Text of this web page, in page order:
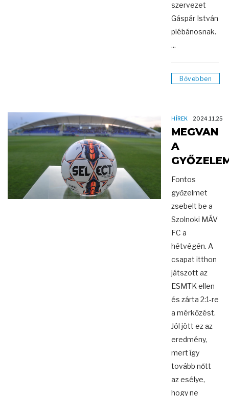
szervezet
Gáspár István
plébánosnak.
...
Bővebben
HÍREK 2024.11.25
MEGVAN
A
Fontos
győzelmet
zsebelt be a
Szolnoki MÁV
FC a
hétvégén. A
csapat itthon
játszott az
ESMTK ellen
és zárta 2:1-re
a mérkőzést.
Jól jött ez az
eredmény,
mert így
tovább nőtt
az esélye,
hogy ne